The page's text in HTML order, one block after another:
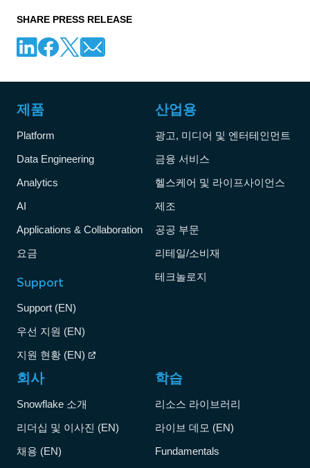
SHARE PRESS RELEASE
제품
Platform
Data Engineering
Analytics
AI
Applications & Collaboration
요금
Support
Support (EN)
우선 지원 (EN)
지원 현황 (EN)
산업용
광고, 미디어 및 엔터테인먼트
금융 서비스
헬스케어 및 라이프사이언스
제조
공공 부문
리테일/소비재
테크놀로지
회사
Snowflake 소개
리더십 및 이사진 (EN)
채용 (EN)
학습
리소스 라이브러리
라이브 데모 (EN)
Fundamentals